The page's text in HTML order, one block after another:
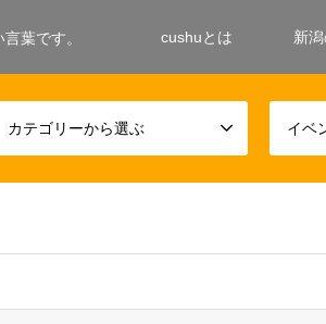
葉です。 cushuとは 新
カテゴリーから選ぶ イベ